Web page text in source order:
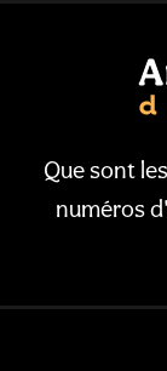
Que sont
numéros